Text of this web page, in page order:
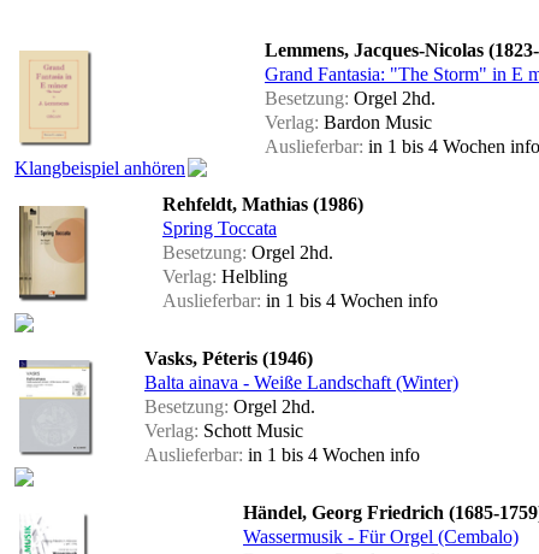
Klangbeispiel anhören
Lemmens, Jacques-Nicolas
Grand Fantasia: "The Storm" in E
Besetzung: Orgel 2hd.
Verlag: Bardon Music
Auslieferbar: in 1 bis 4 Wochen info
Rehfeldt, Mathias (1986)
Spring Toccata
Besetzung: Orgel 2hd.
Verlag: Helbling
Auslieferbar: in 1 bis 4 Wochen info
Vasks, Péteris (1946)
Balta ainava - Weiße Landschaft (Winter)
Besetzung: Orgel 2hd.
Verlag: Schott Music
Auslieferbar: in 1 bis 4 Wochen info
Händel, Georg Friedrich (1685-
Wassermusik - Für Orgel (Cembalo)